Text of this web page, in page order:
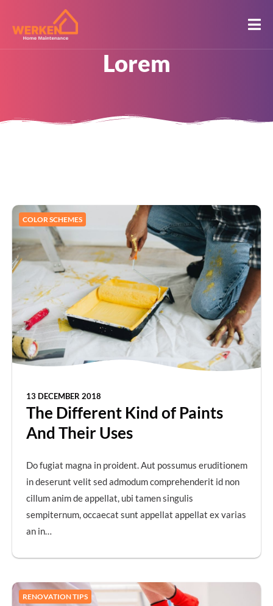
Lorem
COLOR SCHEMES
13 DECEMBER 2018
The Different Kind of Paints
And Their Uses
Do fugiat magna in proident. Aut possumus eruditionem
in deserunt velit sed admodum comprehenderit id non
cillum anim de appellat, ubi tamen singulis
sempiternum, occaecat sunt appellat appellat ex varias
an in…
RENOVATION TIPS